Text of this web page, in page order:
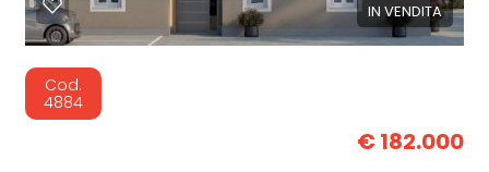
IN VENDITA
Cod.
4884
€ 182.000